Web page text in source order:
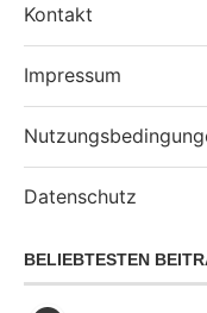
Kontakt
Impressum
Datenschutz
BELIEBTESTEN